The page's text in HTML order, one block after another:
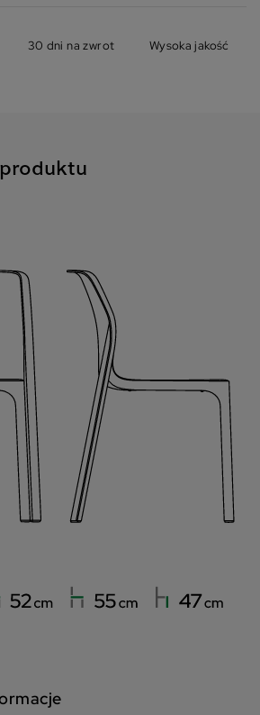
30 dni na zwrot Wysoka jakość